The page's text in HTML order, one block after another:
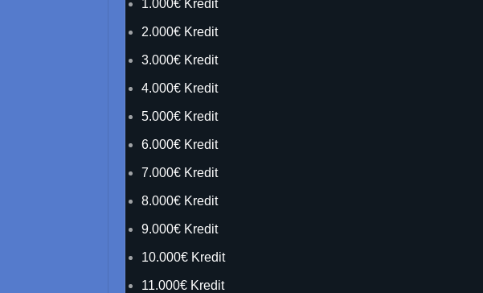
1.000€ Kredit
2.000€ Kredit
3.000€ Kredit
4.000€ Kredit
5.000€ Kredit
6.000€ Kredit
7.000€ Kredit
8.000€ Kredit
9.000€ Kredit
10.000€ Kredit
11.000€ Kredit